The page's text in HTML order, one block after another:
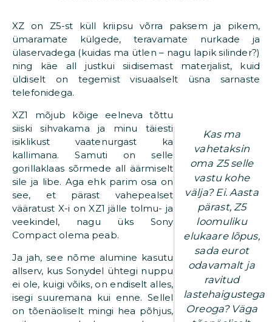
XZ on Z5-st küll kriipsu võrra paksem ja pikem,
ümaramate külgede, teravamate nurkade ja
ülaservadega (kuidas ma ütlen – nagu lapik silinder?)
ning käe all justkui siidisemast materjalist, kuid
üldiselt on tegemist visuaalselt üsna sarnaste
telefonidega.
Kas ma
vahetaksin
oma Z5 selle
vastu kohe
välja? Ei. Aasta
pärast, Z5
loomuliku
elukaare lõpus,
sada eurot
odavamalt ja
ravitud
lastehaigustega
Oreoga? Väga
XZ1 mõjub kõige eelneva tõttu
siiski sihvakama ja minu täiesti
isiklikust vaatenurgast ka
kallimana. Samuti on selle
gorillaklaas sõrmede all äärmiselt
sile ja libe. Aga ehk parim osa on
see, et pärast vahepealset
vääratust X-i on XZ1 jälle tolmu- ja
veekindel, nagu üks Sony
Compact olema peab.
Ja jah, see nõme alumine kasutu
allserv, kus Sonydel ühtegi nuppu
ei ole, kuigi võiks, on endiselt alles,
isegi suuremana kui enne. Sellel
on tõenäoliselt mingi hea põhjus,